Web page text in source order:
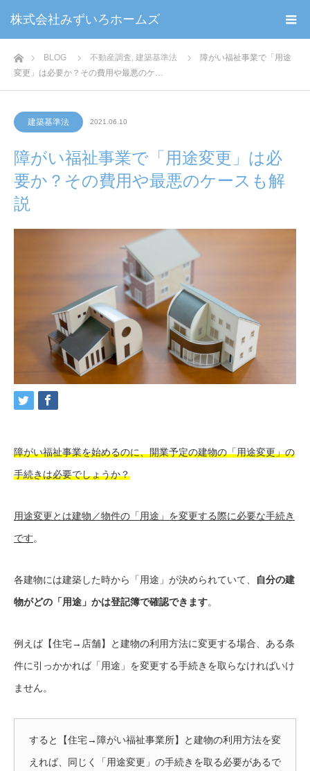
株式会社みずいろホームズ
ホームBLOG 不動産調査, 建築基準法
障がい福祉事業で「用途
変更」は必要か？その費用や最悪のケ…
建築基準法 2021.06.10
障がい福祉事業で「用途変更」は必
要か？その費用や最悪のケースも解
説
障がい福祉事業を始めるのに、開業予定の建物の「用途変更」の
手続きは必要でしょうか？
用途変更とは建物／物件の「用途」を変更する際に必要な手続き
です。
各建物には建築した時から「用途」が決められていて、
自分の建
物がどの「用途」かは登記簿で確認できます。
例えば【住宅→店舗】と建物の利用方法に変更する場合、ある条
件に引っかかれば「用途」を変更する手続きを取らなければいけ
ません。
すると【住宅→障がい福祉事業所】と建物の利用方法を変
えれば、同じく「用途変更」の手続きを取る必要があるで